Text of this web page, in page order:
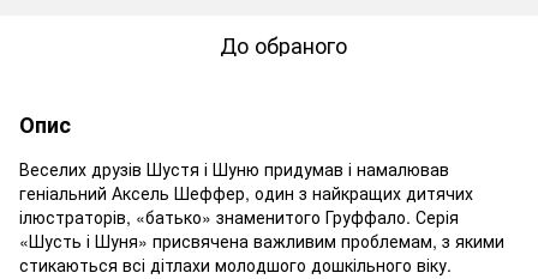
До обраного
Опис
Веселих друзів Шустя і Шуню придумав і намалював
геніальний Аксель Шеффер, один з найкращих дитячих
ілюстраторів, «батько» знаменитого Груффало. Серія
«Шусть і Шуня» присвячена важливим проблемам, з якими
стикаються всі дітлахи молодшого дошкільного віку.